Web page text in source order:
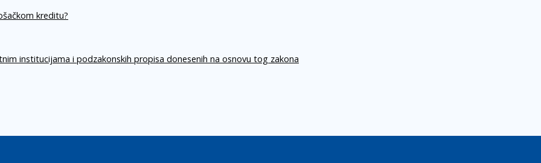
kreditu?
institucijama i podzakonskih propisa donesenih na osnovu tog zakona